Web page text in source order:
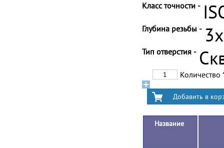
Класс точности -
Глубина резьбы -
Тип отверстия -
Количество
Название